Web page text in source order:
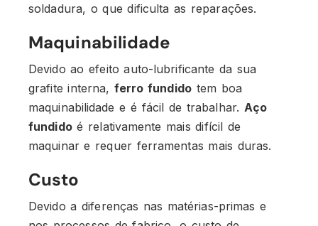
soldadura, o que dificulta as reparações.
Maquinabilidade
Devido ao efeito auto-lubrificante da sua
grafite interna, ferro fundidotem boa
maquinabilidade e é fácil de trabalhar. Aço
fundidoé relativamente mais difícil de
maquinar e requer ferramentas mais duras.
Custo
Devido a diferenças nas matérias-primas e